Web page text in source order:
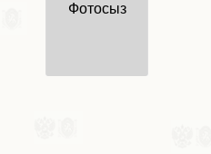
Фотосыз